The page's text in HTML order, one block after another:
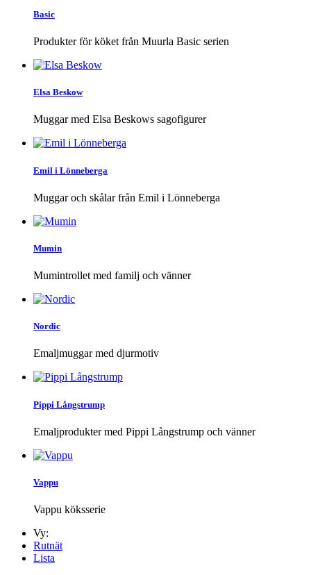
Basic
Produkter för köket från Muurla Basic serien
Elsa Beskow
Muggar med Elsa Beskows sagofigurer
Emil i Lönneberga
Muggar och skålar från Emil i Lönneberga
Mumin
Mumintrollet med familj och vänner
Nordic
Emaljmuggar med djurmotiv
Pippi Långstrump
Emaljprodukter med Pippi Långstrump och vänner
Vappu
Vappu köksserie
Vy:
Rutnät
Lista